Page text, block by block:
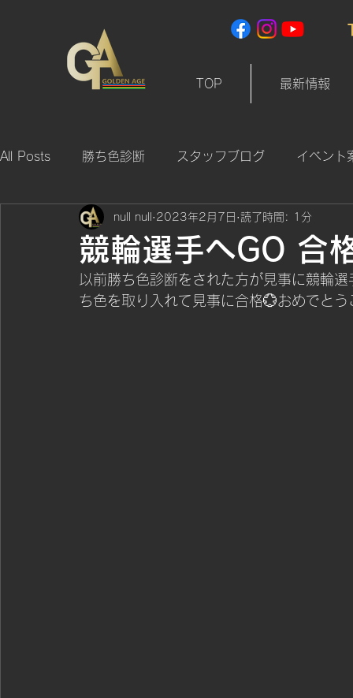
TOP 最新情報
All Posts 勝ち色診断 スタッフブログ イベント
競輪選手へGO 合
null null 2023年2月7日 読了時間: 1分
以前勝ち色診断をされた方が見事に競輪
ち色を取り入れて見事に合格💮おめでとう